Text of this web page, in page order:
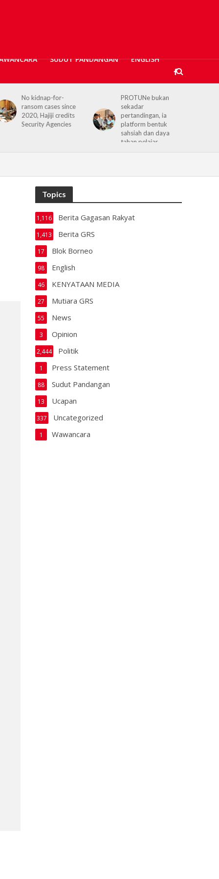
SUDUT PANDANGAN ENGLISH
No kidnap-for-
ransom cases since
2020, Hajiji credits
Security Agencies
PROTUNe bukan
sekadar
pertandingan, ia
platform bentuk
sahsiah dan daya
tahan pelajar
Topics
Berita Gagasan Rakyat
1,116
Berita GRS
1,413
Blok Borneo
17
English
98
KENYATAAN MEDIA
46
Mutiara GRS
27
News
55
Opinion
3
Politik
2,444
Press Statement
1
Sudut Pandangan
88
Ucapan
13
Uncategorized
337
Wawancara
1